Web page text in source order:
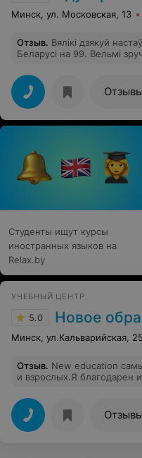
предмету и успешная
юридический факультет
старательных учеников
Минск, ул. Московская, 13
Отзыв. Вялікі дзякуй
Беларусі на 99. Вельмі
Отзывы
Студенты ищут курсы
иностранных языков на
Relax.by
УЧЕБНЫЙ ЦЕНТР
5.0 Новое
Минск, ул.Кальварийская, 25
Отзыв. New education самые лучшее курсы для детей
и взрослых.Я благодарен
Отзывы